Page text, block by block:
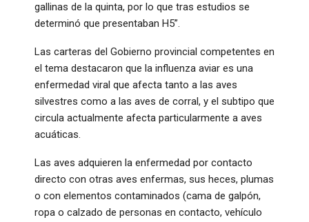
gallinas de la quinta, por lo que tras estudios se
determinó que presentaban H5”.
Las carteras del Gobierno provincial competentes en
el tema destacaron que la influenza aviar es una
enfermedad viral que afecta tanto a las aves
silvestres como a las aves de corral, y el subtipo que
circula actualmente afecta particularmente a aves
acuáticas.
Las aves adquieren la enfermedad por contacto
directo con otras aves enfermas, sus heces, plumas
o con elementos contaminados (cama de galpón,
ropa o calzado de personas en contacto, vehículo